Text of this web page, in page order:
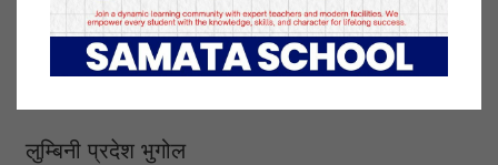
गोकर्ण विष्ट
छबिलाल विश्वकर्मा
टोपबहादुर रायमाझी
लुम्बिनी प्रदेश भुगोल